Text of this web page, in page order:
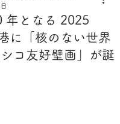
年となる 2025
に「核のない世界
コ友好壁画」が誕